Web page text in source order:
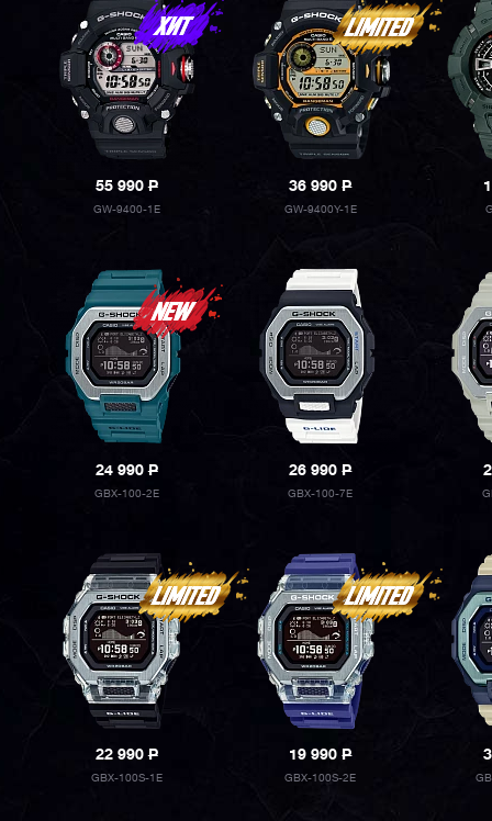
55 990P
GW-9400-1E
36 990P
GW-9400Y-1E
24 990P
GBX-100-2E
26 990P
GBX-100-7E
22 990P
GBX-100S-1E
19 990P
GBX-100S-2E